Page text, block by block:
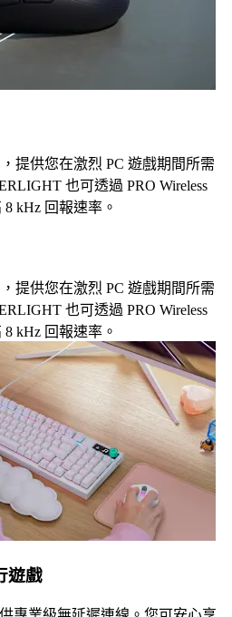
提供您在激烈 PC 遊戲期間所需
也可透過 PRO Wireless
kHz 回報速率。
提供您在激烈 PC 遊戲期間所需
也可透過 PRO Wireless
kHz 回報速率。
遊戲